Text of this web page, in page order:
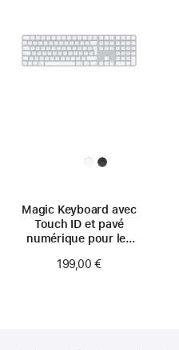
Magic Keyboard avec
Touch ID et pavé
numérique pour les
(USB‑C) - Français -
199,00 €